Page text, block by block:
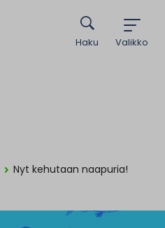
Valikko
Haku
Nyt kehutaan naapuria!